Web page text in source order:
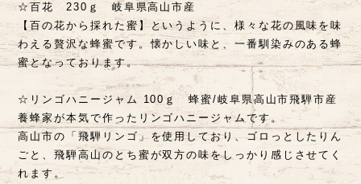
☆百花 230ｇ 岐阜県高山市産
【百の花から採れた蜜】というように、様々な花の風味を味
わえる贅沢な蜂蜜です。懐かしい味と、一番馴染みのある蜂
蜜となっております。
☆リンゴハニージャム 100ｇ 蜂蜜/岐阜県高山市飛騨市産
養蜂家が本気で作ったリンゴハニージャムです。
高山市の「飛騨リンゴ」を使用しており、ゴロっとしたりん
ごと、飛騨高山のとち蜜が双方の味をしっかり感じさせてく
れます。